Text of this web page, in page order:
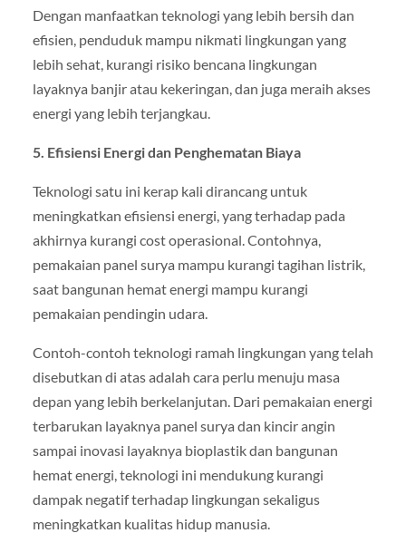
Dengan manfaatkan teknologi yang lebih bersih dan
efisien, penduduk mampu nikmati lingkungan yang
lebih sehat, kurangi risiko bencana lingkungan
layaknya banjir atau kekeringan, dan juga meraih akses
energi yang lebih terjangkau.
5. Efisiensi Energi dan Penghematan Biaya
Teknologi satu ini kerap kali dirancang untuk
meningkatkan efisiensi energi, yang terhadap pada
akhirnya kurangi cost operasional. Contohnya,
pemakaian panel surya mampu kurangi tagihan listrik,
saat bangunan hemat energi mampu kurangi
pemakaian pendingin udara.
Contoh-contoh teknologi ramah lingkungan yang telah
disebutkan di atas adalah cara perlu menuju masa
depan yang lebih berkelanjutan. Dari pemakaian energi
terbarukan layaknya panel surya dan kincir angin
sampai inovasi layaknya bioplastik dan bangunan
hemat energi, teknologi ini mendukung kurangi
dampak negatif terhadap lingkungan sekaligus
meningkatkan kualitas hidup manusia.